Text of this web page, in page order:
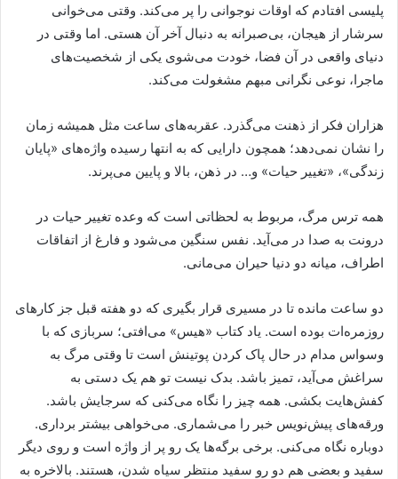
پلیسی افتادم که اوقات نوجوانی را پر می‌کند. وقتی می‌خوانی
سرشار از هیجان، بی‌صبرانه به دنبال آخر آن هستی. اما وقتی در
دنیای واقعی در آن فضا، خودت می‌شوی‌ یکی از شخصیت‌های
ماجرا، نوعی نگرانی مبهم مشغولت می‌کند.
هزاران فکر از ذهنت می‌گذرد. عقربه‌های ساعت مثل همیشه زمان
را نشان نمی‌دهد؛ همچون دارایی که به انتها رسیده واژه‌های «پایان
زندگی»، «تغییر حیات» و… در ذهن، بالا و پایین می‌پرند.
همه ترس مرگ، مربوط به لحظاتی است که وعده تغییر حیات در
درونت به صدا در می‌آید. نفس سنگین می‌شود و فارغ از اتفاقات
اطراف، میانه دو دنیا حیران می‌مانی.
دو ساعت مانده تا در مسیری قرار بگیری که دو هفته قبل جز کارهای
روزمره‌ات بوده است. یاد کتاب «هیس» می‌افتی؛ سربازی که با
وسواس مدام در حال پاک کردن پوتینش است تا وقتی مرگ به
سراغش می‌آید، تمیز باشد. بدک نیست تو هم یک دستی به
کفش‌هایت بکشی. همه چیز را نگاه می‌کنی که سرجایش باشد.
ورقه‌های پیش‌نویس خبر را می‌شماری. می‌خواهی بیشتر برداری.
دوباره نگاه می‌کنی. برخی برگه‌ها یک رو پر از واژه است و روی دیگر
سفید و بعضی هم دو رو سفید منتظر سیاه شدن، هستند. بالاخره به